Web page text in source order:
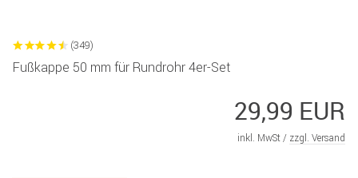
(349)
Fußkappe 50 mm für Rundrohr 4er-Set
29,99 EUR
inkl. MwSt / zzgl. Versand